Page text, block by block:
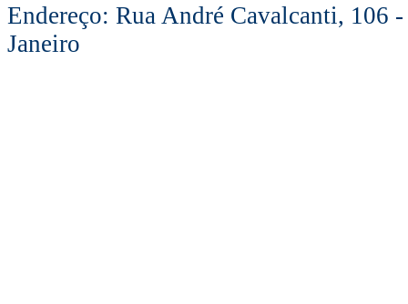
Endereço: Rua André Cavalcanti, 106
Janeiro